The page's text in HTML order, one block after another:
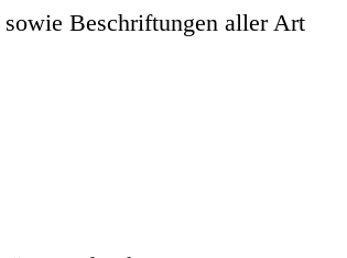
Beschriftungen aller Art